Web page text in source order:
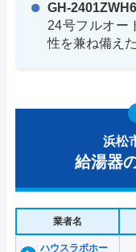
GH-
24号フルオー
性を兼ね備え
浜松
給湯器
業者名
ハウスラボホー